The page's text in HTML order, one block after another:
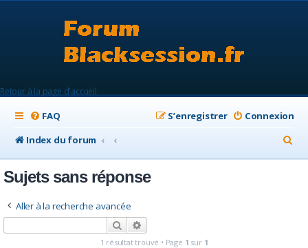
Retour à la page d'accueil
FAQ Connexion
S’enregistrer
Index du forum
e
Sujets sans réponse
Aller à la recherche avancée
Rechercher
1 résultat trouvé • Page 1 sur 1